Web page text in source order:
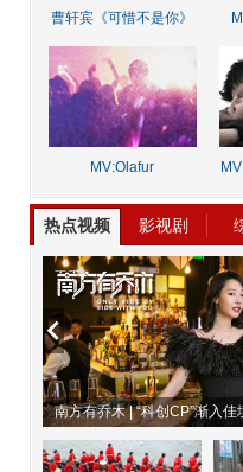
曹轩宾《可惜不是你》
MV:Olafur
热点视频 影视剧
南方有乔木 | “科创CP”渐入佳